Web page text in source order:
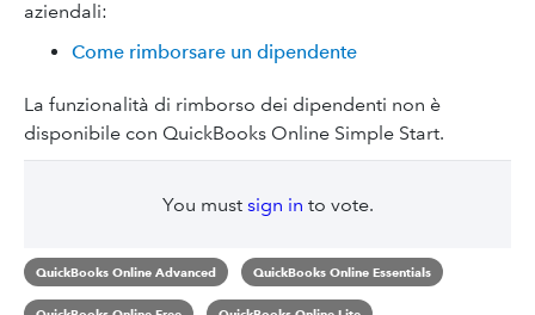
aziendali:
Come rimborsare un dipendente
La funzionalità di rimborso dei dipendenti non è
disponibile con QuickBooks Online Simple Start.
You must sign in to vote.
QuickBooks Online Advanced QuickBooks Online Essentials